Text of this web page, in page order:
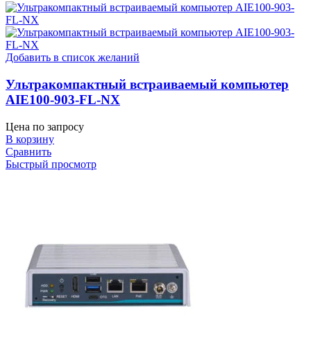
Добавить в список желаний
Ультракомпактный встраиваемый компьютер
AIE100-903-FL-NX
Цена по запросу
В корзину
Сравнить
Быстрый просмотр